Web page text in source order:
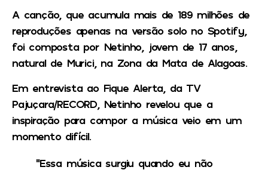
A canção, que acumula mais de 189 milhões de
reproduções apenas na versão solo no Spotify,
foi composta por Netinho, jovem de 17 anos,
natural de Murici, na Zona da Mata de Alagoas.
Em entrevista ao Fique Alerta, da TV
Pajuçara/RECORD, Netinho revelou que a
inspiração para compor a música veio em um
momento difícil.
“Essa música surgiu quando eu não